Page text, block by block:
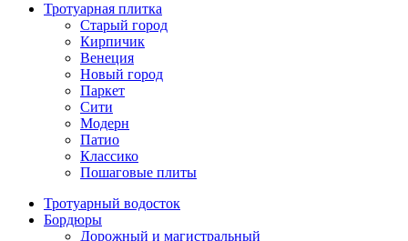
Тротуарная плитка
Старый город
Кирпичик
Венеция
Новый город
Паркет
Сити
Модерн
Патио
Классико
Пошаговые плиты
Тротуарный водосток
Бордюры
Дорожный и магистральный